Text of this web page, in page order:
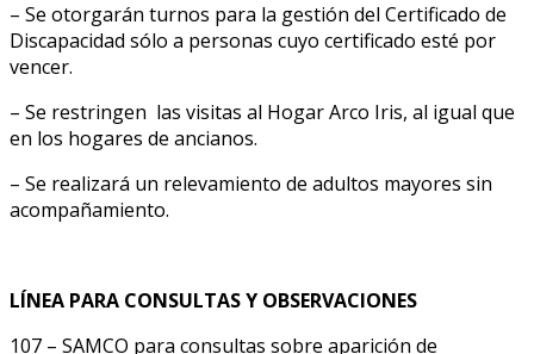
– Se otorgarán turnos para la gestión del Certificado de
Discapacidad sólo a personas cuyo certificado esté por
vencer.
– Se restringen las visitas al Hogar Arco Iris, al igual que
en los hogares de ancianos.
– Se realizará un relevamiento de adultos mayores sin
acompañamiento.
LÍNEA PARA CONSULTAS Y OBSERVACIONES
107 – SAMCO para consultas sobre aparición de